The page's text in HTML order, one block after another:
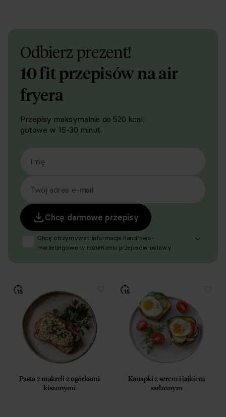
Odbierz prezent!
10 fit przepisów na air
fryera
Przepisy maksymalnie do 520 kcal
gotowe w 15-30 minut.
Imię
Twój adres e-mail
Chcę darmowe przepisy
Chcę otrzymywać informacje handlowo-
marketingowe w rozumieniu przepisów ustawy
dotyczących oferty Respo Wrzosek Witkowski SK,
Respo Wydawnictwo S.C. oraz RespoMed sp.z o.o.,
TEKA TRADE sp. z o.o. W związku z tym wyrażam
zgodę na przetwarzanie moich danych osobowych
w celu prowadzenia marketingu bezpośredniego
drogą elektroniczną, zgodnie z art. 6 ust. 1 lit a RODO,
a także komunikację/przesyłanie informacji
handlowych drogą elektroniczną, zgodnie z art. 398
ustawy Prawo komunikacji elektronicznej z dnia
prowadzenia marketingu bezpośredniego drogą
elektroniczną za pośrednictwem wiadomości e‑mail,
Pasta z makreli z ogórkami
kiszonymi
Kanapki z serem i jajkiem
sadzonym